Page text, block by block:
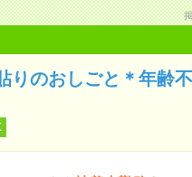
りのおしごと＊年齢